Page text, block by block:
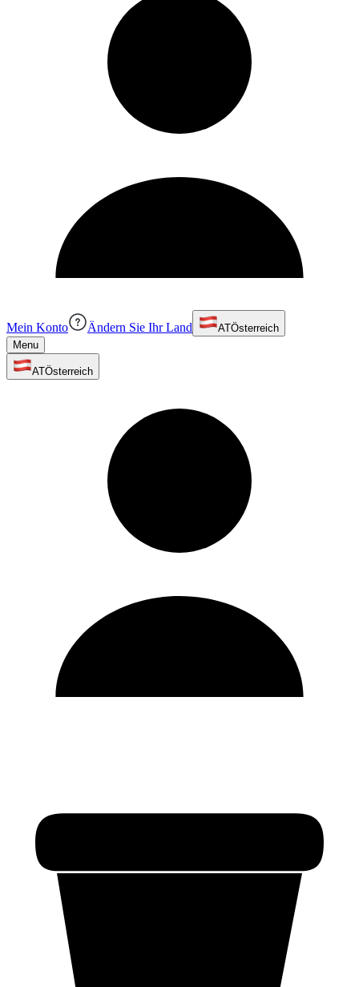
Mein Konto Ändern Sie Ihr Land ATÖsterreich
Menu
ATÖsterreich